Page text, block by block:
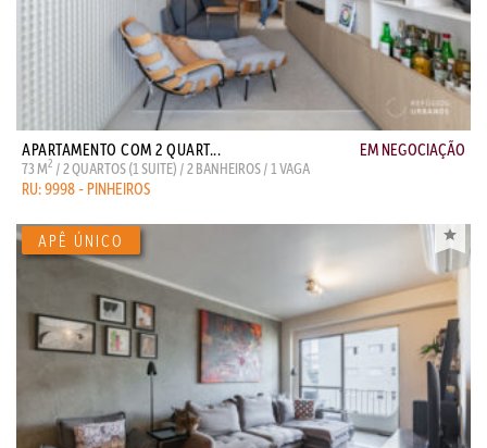
APARTAMENTO COM 2 QUART... EM NEGOCIAÇÃO
73 M2 / 2 QUARTOS (1 SUITE) / 2 BANHEIROS / 1 VAGA
RU: 9998 - PINHEIROS